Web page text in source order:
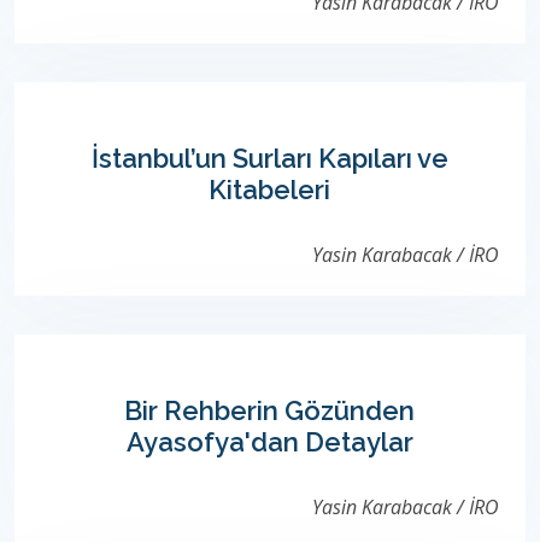
İstanbul’un Surları Kapıları ve
Kitabeleri
Yasin Karabacak / İRO
Bir Rehberin Gözünden
Ayasofya'dan Detaylar
Yasin Karabacak / İRO